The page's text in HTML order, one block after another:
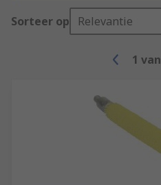
Sorteer op Relevantie
1 van